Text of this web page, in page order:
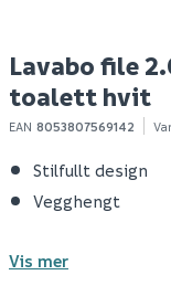
Lavabo file
toalett hvit
EAN 8053807569142
Stilfullt design
Vegghengt
Vis mer